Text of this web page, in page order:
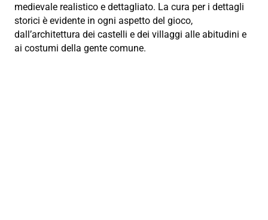
medievale realistico e dettagliato. La cura per i dettagli
storici è evidente in ogni aspetto del gioco,
dall’architettura dei castelli e dei villaggi alle abitudini e
ai costumi della gente comune.